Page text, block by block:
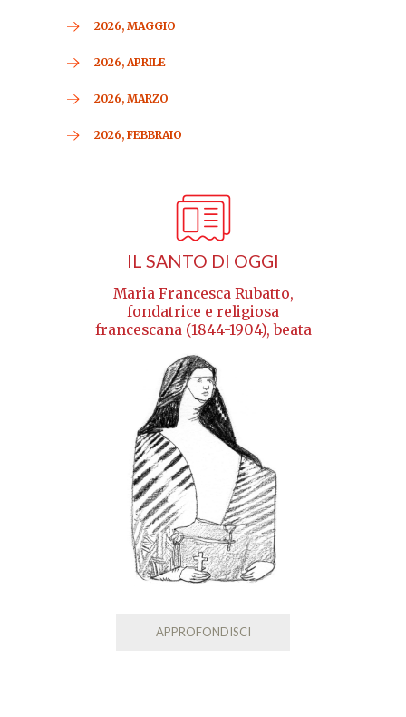
2026, MAGGIO
2026, APRILE
2026, MARZO
2026, FEBBRAIO
IL SANTO DI OGGI
Maria Francesca Rubatto,
fondatrice e religiosa
francescana (1844-1904), beata
APPROFONDISCI